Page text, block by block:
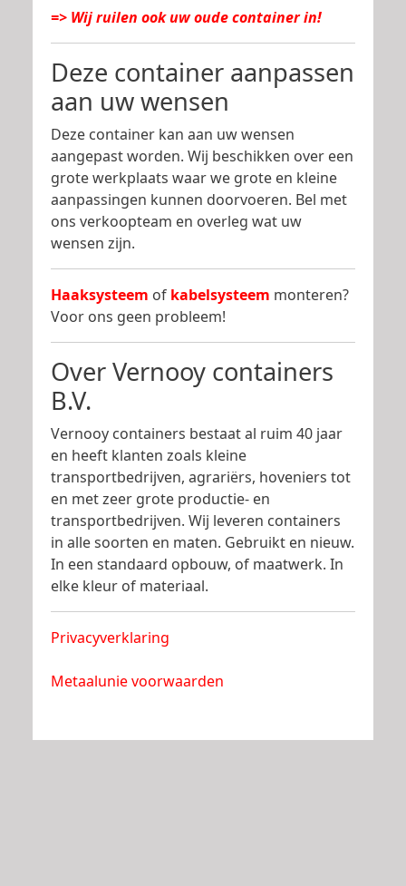
=> Wij ruilen ook uw oude container in!
Deze container aanpassen
aan uw wensen
Deze container kan aan uw wensen
aangepast worden. Wij beschikken over een
grote werkplaats waar we grote en kleine
aanpassingen kunnen doorvoeren. Bel met
ons verkoopteam en overleg wat uw
wensen zijn.
Haaksysteem of kabelsysteem monteren?
Voor ons geen probleem!
Over Vernooy containers
B.V.
Vernooy containers bestaat al ruim 40 jaar
en heeft klanten zoals kleine
transportbedrijven, agrariërs, hoveniers tot
en met zeer grote productie- en
transportbedrijven. Wij leveren containers
in alle soorten en maten. Gebruikt en nieuw.
In een standaard opbouw, of maatwerk. In
elke kleur of materiaal.
Privacyverklaring
Metaalunie voorwaarden